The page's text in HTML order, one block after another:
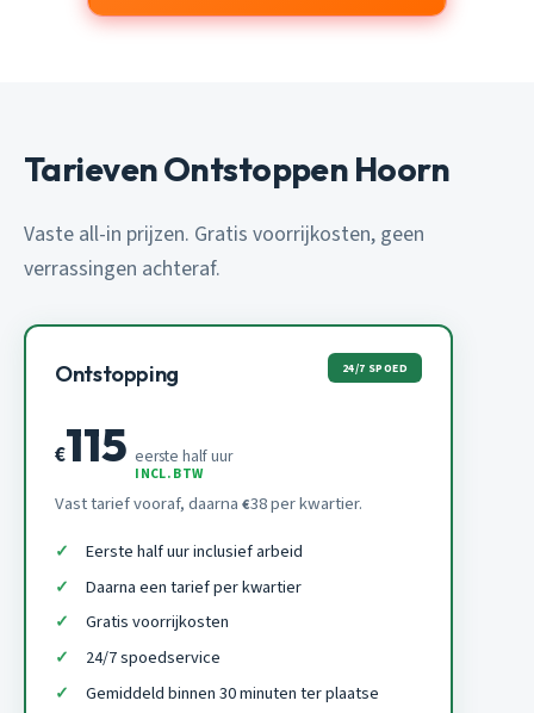
Tarieven Ontstoppen Hoorn
Vaste all-in prijzen. Gratis voorrijkosten, geen
verrassingen achteraf.
Ontstopping 24/7 SPOED
€115 eerste half uur
INCL. BTW
Vast tarief vooraf, daarna €38 per kwartier.
Eerste half uur inclusief arbeid
Daarna een tarief per kwartier
Gratis voorrijkosten
24/7 spoedservice
Gemiddeld binnen 30 minuten ter plaatse